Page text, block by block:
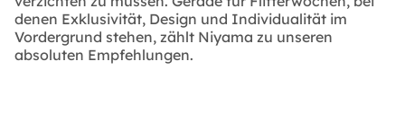
denen Exklusivität, Design und Individualität im
Vordergrund stehen, zählt Niyama zu unseren
absoluten Empfehlungen.